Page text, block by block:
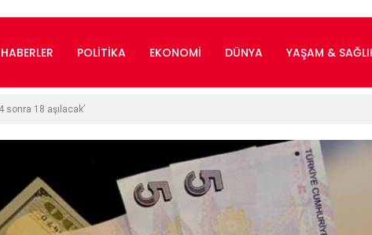
POLITIKA EKONOMI DÜNYA YAŞAM &
18 aşılacak’